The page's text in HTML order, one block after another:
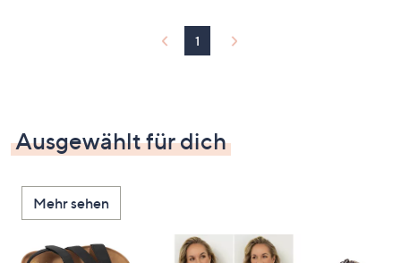
1
Ausgewählt für dich
Mehr sehen